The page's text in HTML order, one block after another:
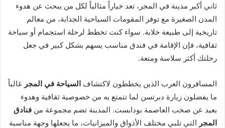
ثاني أكبر مدينة في المجر، تعد خياراً مثالياً لكل من يبحث عن هدوء
المدن الصغيرة مع توفر المقومات السياحية الجذابة، من معالم
تاريخية إلى طبيعة خلابة. سواء كنت تخطط لرحلة استجمام أو سياحة
ثقافية، فإن الإقامة في فندق مناسب يسهم بشكل كبير في جعل
رحلتك أكثر سلاسة ومتعة.
المسافرون العرب الذين يخططون لاكتشاف السياحة في المجر غالباً
ما يفضلون زيارة دبرتسن لما تتمتع به من خصوصية ثقافية وهدوء
بعيد عن صخب العاصمة بودابست. المدينة تضم مجموعة من فنادق
المجر التي تلبي مختلف الأذواق والميزانيات، ما يجعلها وجهة مناسبة